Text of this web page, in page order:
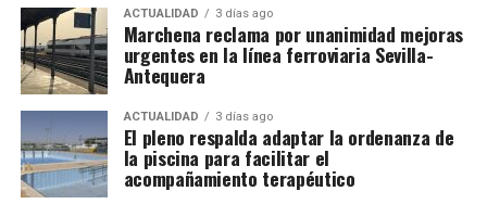
Luis Cristóbal Ponce de León, II Duque de Arcos, fue
un noble humanista y culto, prototipo del hombre
renacentista, que protegió y se rodeó de artistas
como el músico Cristóbal de Morales o el orfebre
Juan Ruiz.
Alta en la Seguridad Social agraria francesa.
Los sindicatos advierten de que nadie debe cobrar al
trabajador por conseguirle una oferta. Recomiendan
viajar con el contrato acordado directamente con la
explotación y desconfiar de anuncios difundidos por
redes sociales que soliciten pagos anticipados.
ACTUALIDAD 3 días ago
Marchena reclama por unanimidad mejoras
urgentes en la línea ferroviaria Sevilla-
Antequera
ACTUALIDAD 3 días ago
El pleno respalda adaptar la ordenanza de
la piscina para facilitar el
acompañamiento terapéutico